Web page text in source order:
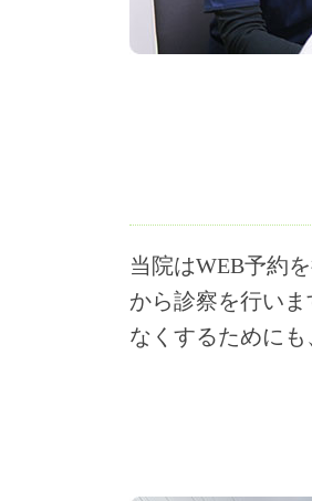
当院はWEB予約
から診察を行い
なくするためにも